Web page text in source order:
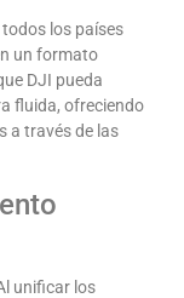
los países
un formato
DJI pueda
fluida, ofreciendo
a través de las
unificar los